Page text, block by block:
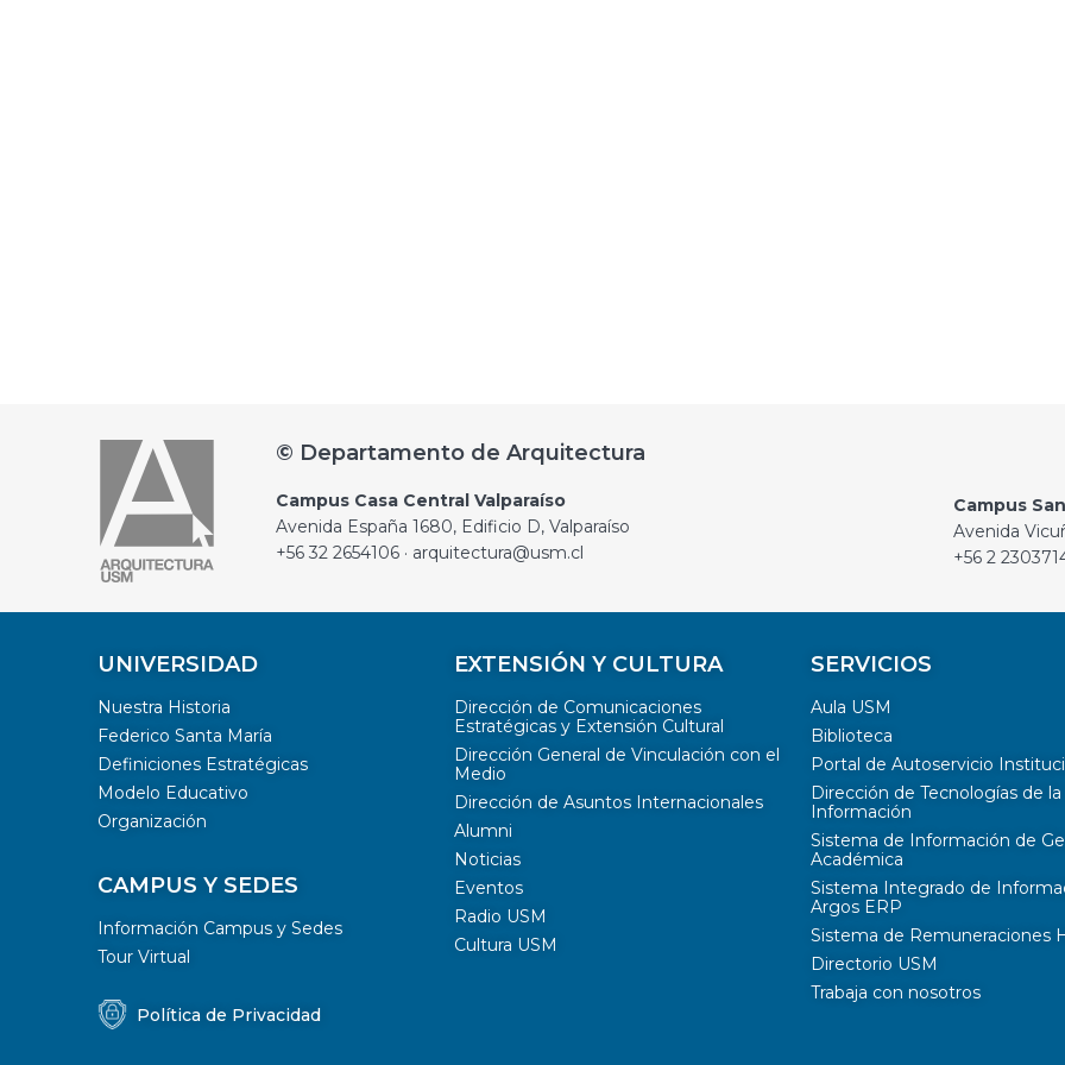
© Departamento de Arquitectura
Campus Casa Central Valparaíso
Avenida España 1680, Edificio D, Valparaíso
+56 32 2654106 · arquitectura@usm.cl
Campus
Avenida
+56 2
UNIVERSIDAD
Nuestra Historia
Federico Santa María
Definiciones Estratégicas
Modelo Educativo
Organización
CAMPUS Y SEDES
Información Campus y Sedes
Tour Virtual
Política de Privacidad
EXTENSIÓN Y CULTURA
Dirección de Comunicaciones
Estratégicas y Extensión Cultural
Dirección General de Vinculación con el
Medio
Dirección de Asuntos Internacionales
Alumni
Noticias
Eventos
Radio USM
Cultura USM
SERVICIOS
Aula USM
Biblioteca
Portal de Autoservicio
Dirección de Tecnologías de la
Información
Sistema de Información de
Académica
Sistema Integrado de
Argos ERP
Sistema de Remuneraciones
Directorio USM
Trabaja con nosotros